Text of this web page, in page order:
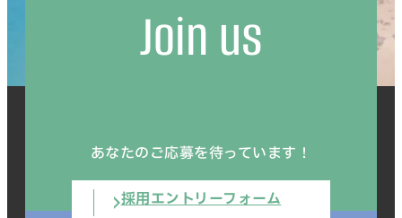
Join us
あなたのご応募を待っています！
採用エントリーフォーム